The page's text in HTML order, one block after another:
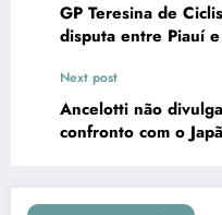
GP Teresina de
disputa entre Piauí
Next post
Ancelotti não
confronto com o